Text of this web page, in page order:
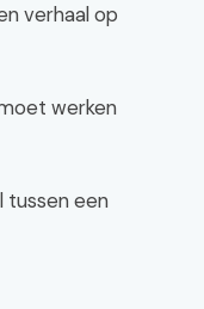
verhaal op
werken
tussen een